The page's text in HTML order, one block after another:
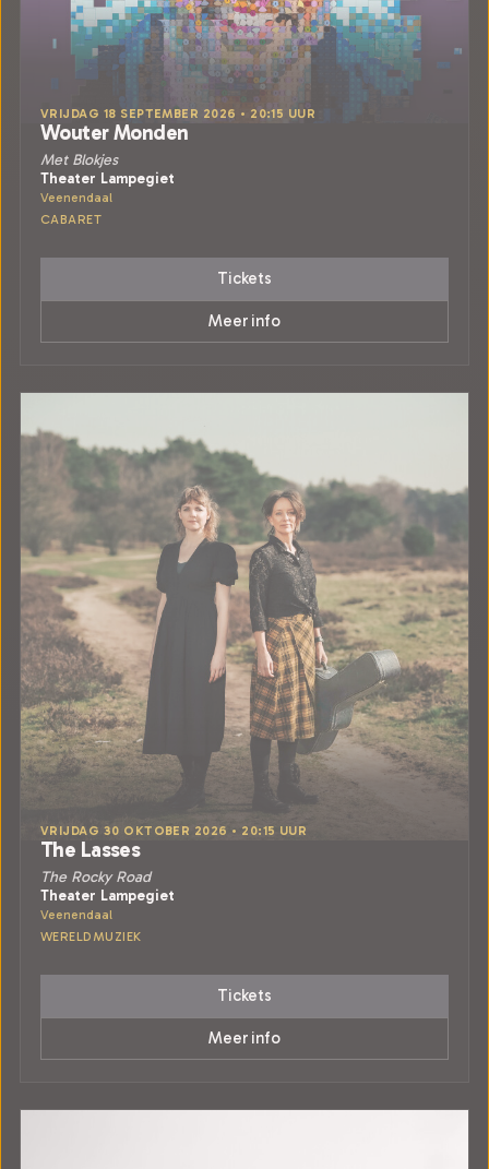
VRIJDAG 18 SEPTEMBER 2026 • 20:15 UUR
Wouter Monden
Met Blokjes
Theater Lampegiet
Veenendaal
CABARET
Tickets
Meer info
VRIJDAG 30 OKTOBER 2026 • 20:15 UUR
The Lasses
The Rocky Road
Theater Lampegiet
Veenendaal
WERELDMUZIEK
Tickets
Meer info